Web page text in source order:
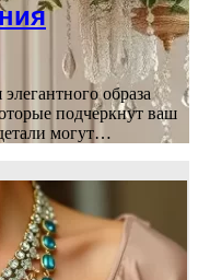
образа
подчеркнут ваш
могут…